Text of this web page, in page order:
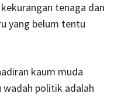
tenaga dan
yang belum tentu
kaum muda
politik adalah